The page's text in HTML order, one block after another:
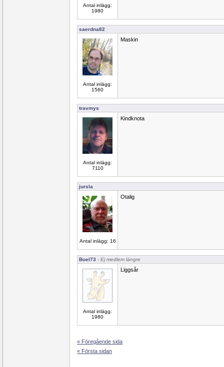
Antal inlägg:
1980
saerdna82
Antal inlägg:
1560
Maskin
travmys
Antal inlägg:
7110
Kindknota
jursla
Antal inlägg: 16
Otalig
Boel73 - Ej medlem längre
Antal inlägg:
1980
Liggsår
« Föregående sida
« Första sidan